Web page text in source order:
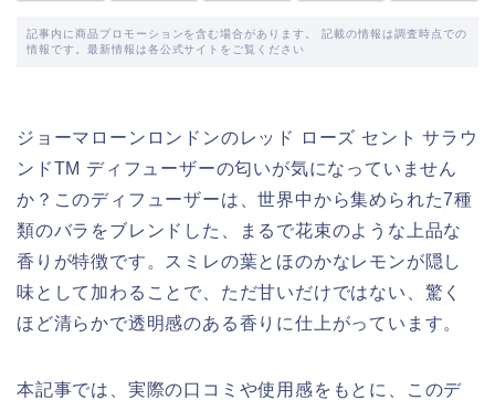
記事内に商品プロモーションを含む場合があります。 記載の情報は調査時点での
情報です。最新情報は各公式サイトをご覧ください
ジョーマローンロンドンのレッド ローズ セント サラウ
ンドTM ディフューザーの匂いが気になっていません
か？このディフューザーは、世界中から集められた7種
類のバラをブレンドした、まるで花束のような上品な
香りが特徴です。スミレの葉とほのかなレモンが隠し
味として加わることで、ただ甘いだけではない、驚く
ほど清らかで透明感のある香りに仕上がっています。
本記事では、実際の口コミや使用感をもとに、このデ